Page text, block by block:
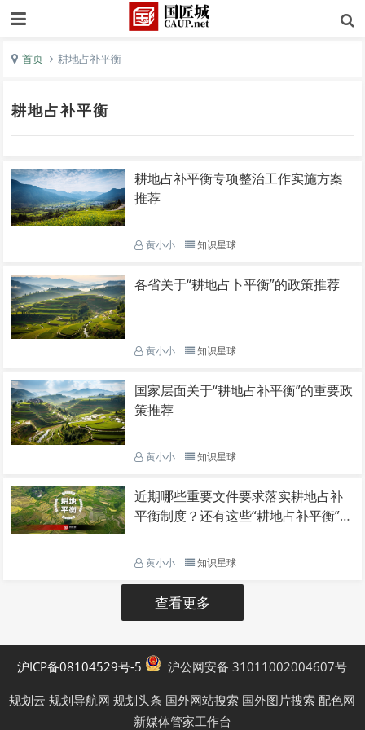
首页 耕地占补平衡
耕地占补平衡
耕地占补平衡专项整治工作实施方案
推荐
黄小小 知识星球
各省关于“耕地占卜平衡”的政策推荐
黄小小 知识星球
国家层面关于“耕地占补平衡”的重要政
策推荐
黄小小 知识星球
近期哪些重要文件要求落实耕地占补
平衡制度？还有这些“耕地占补平衡”相
黄小小 知识星球
查看更多
沪ICP备08104529号-5 沪公网安备 31011002004607号
规划云 规划导航网 规划头条 国外网站搜索 国外图片搜索 配色网
新媒体管家工作台